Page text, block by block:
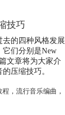
技巧
去的四种风格发展
它们分别是New
文章将为大家介
的压缩技巧。
程 ， 流行音乐编曲 ，